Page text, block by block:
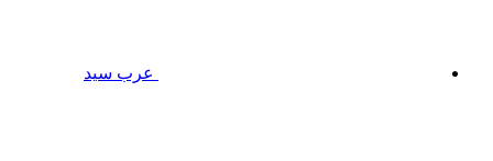
عرب سيد